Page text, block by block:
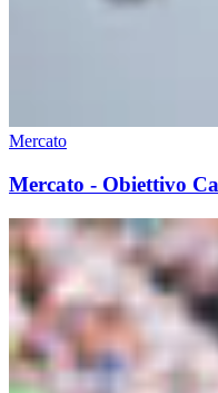
Mercato
Mercato - Obiettivo